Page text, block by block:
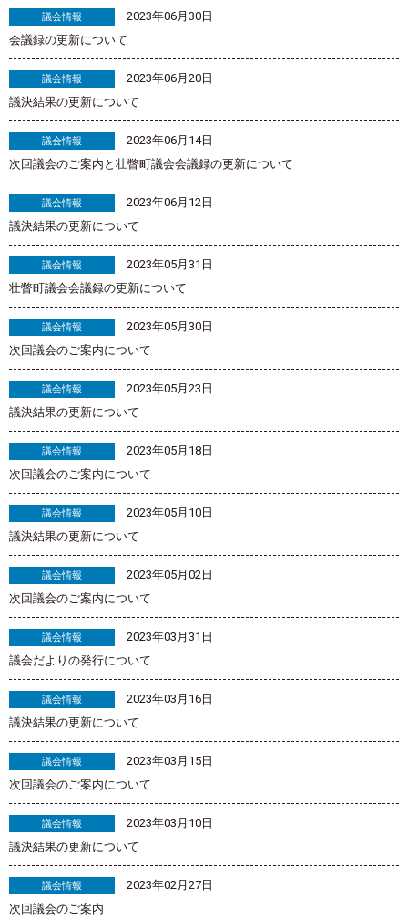
議会情報
2023年06月30日
会議録の更新について
議会情報
2023年06月20日
議決結果の更新について
議会情報
2023年06月14日
次回議会のご案内と壮瞥町議会会議録の更新について
議会情報
2023年06月12日
議決結果の更新について
議会情報
2023年05月31日
壮瞥町議会会議録の更新について
議会情報
2023年05月30日
次回議会のご案内について
議会情報
2023年05月23日
議決結果の更新について
議会情報
2023年05月18日
次回議会のご案内について
議会情報
2023年05月10日
議決結果の更新について
議会情報
2023年05月02日
次回議会のご案内について
議会情報
2023年03月31日
議会だよりの発行について
議会情報
2023年03月16日
議決結果の更新について
議会情報
2023年03月15日
次回議会のご案内について
議会情報
2023年03月10日
議決結果の更新について
議会情報
2023年02月27日
次回議会のご案内